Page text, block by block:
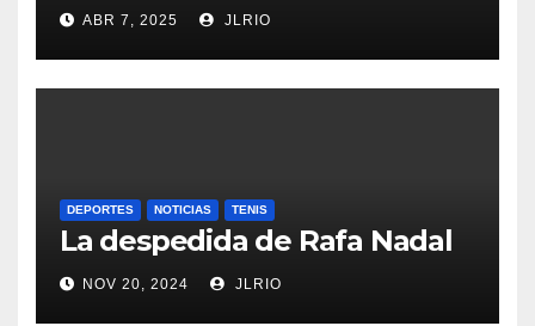
ABR 7, 2025 JLRIO
DEPORTES NOTICIAS TENIS
La despedida de Rafa Nadal
NOV 20, 2024 JLRIO